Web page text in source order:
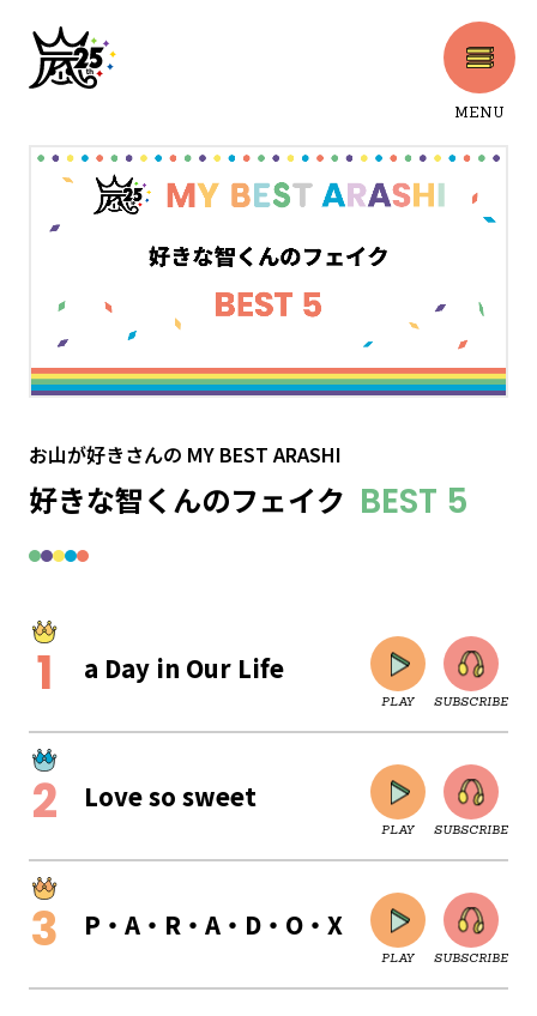
MENU
お山が好きさんの MY BEST ARASHI
好きな智くんのフェイク BEST 5
a Day in Our Life
PLAY SUBSCRIBE
Love so sweet
PLAY SUBSCRIBE
P・A・R・A・D・O・X
PLAY SUBSCRIBE